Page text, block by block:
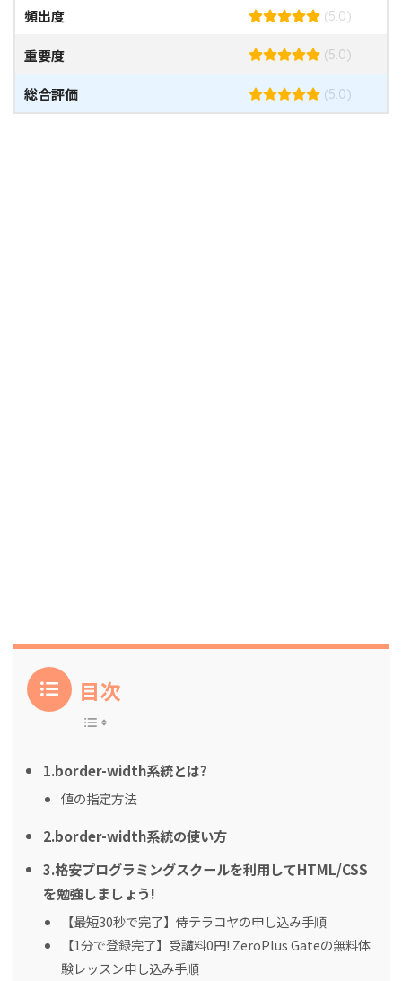
頻出度 (5.0)
重要度 (5.0)
総合評価 (5.0)
目次
1.border-width系統とは?
値の指定方法
2.border-width系統の使い方
3.格安プログラミングスクールを利用してHTML/CSS
を勉強しましょう!
【最短30秒で完了】侍テラコヤの申し込み手順
【1分で登録完了】受講料0円! ZeroPlus Gateの無料体
験レッスン申し込み手順